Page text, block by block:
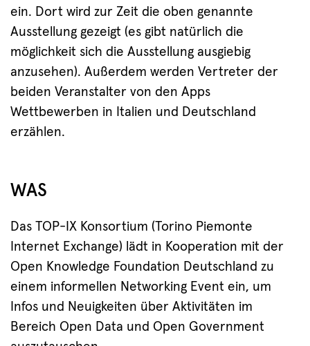
ein. Dort wird zur Zeit die oben genannte
Ausstellung gezeigt (es gibt natürlich die
möglichkeit sich die Ausstellung ausgiebig
anzusehen). Außerdem werden Vertreter der
beiden Veranstalter von den Apps
Wettbewerben in Italien und Deutschland
erzählen.
WAS
Das TOP-IX Konsortium (Torino Piemonte
Internet Exchange) lädt in Kooperation mit der
Open Knowledge Foundation Deutschland zu
einem informellen Networking Event ein, um
Infos und Neuigkeiten über Aktivitäten im
Bereich Open Data und Open Government